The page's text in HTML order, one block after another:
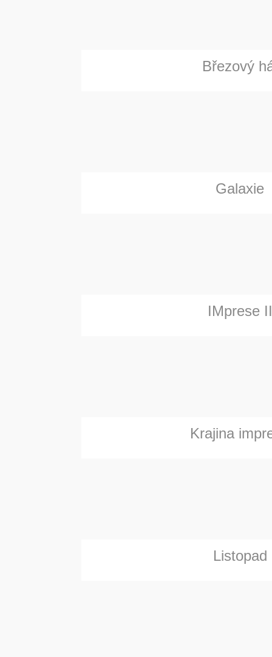
Březový
Galaxie
IMprese II
Krajina
Listopad